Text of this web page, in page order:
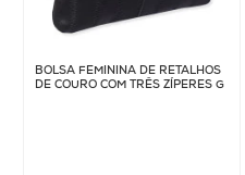
BOLSA FEMININA DE RETALHOS
DE COURO COM TRÊS ZÍPERES G